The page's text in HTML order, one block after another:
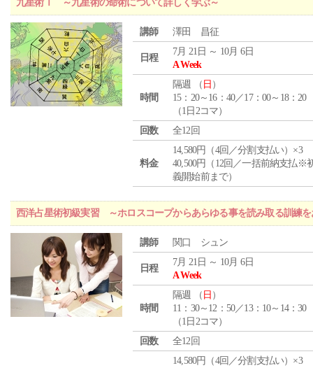
九星術Ⅰ ～九星術の命術について詳しく学ぶ～
講師 澤田 昌征
日程
7月 21日 ～ 10月 6日
A Week
時間
隔週 （ 日 ）
15：20～16：40／17：00～18：20
（1日2コマ）
回数
全12回
料金
14,580円（4回／分割支払い）×3
40,500円（12回／一括前納支払※
義開始前まで）
西洋占星術初級実習 ～ホロスコープからあらゆる事を読み取る訓練を
講師 関口 シュン
日程
7月 21日 ～ 10月 6日
A Week
時間
隔週 （ 日 ）
11：30～12：50／13：10～14：30
（1日2コマ）
回数
全12回
14,580円（4回／分割支払い）×3